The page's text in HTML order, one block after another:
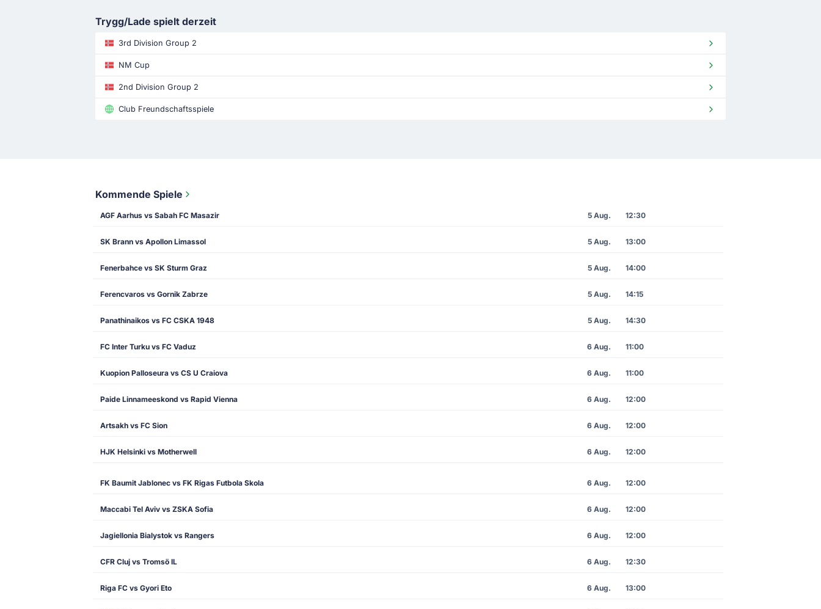
Trygg/Lade spielt derzeit
3rd Division Group 2
NM Cup
2nd Division Group 2
Club Freundschaftsspiele
Kommende Spiele
AGF Aarhus vs Sabah FC Masazir 5 Aug. 12:30
SK Brann vs Apollon Limassol 5 Aug. 13:00
Fenerbahce vs SK Sturm Graz 5 Aug. 14:00
Ferencvaros vs Gornik Zabrze 5 Aug. 14:15
Panathinaikos vs FC CSKA 1948 5 Aug. 14:30
FC Inter Turku vs FC Vaduz 6 Aug. 11:00
Kuopion Palloseura vs CS U Craiova 6 Aug. 11:00
Paide Linnameeskond vs Rapid Vienna 6 Aug. 12:00
Artsakh vs FC Sion 6 Aug. 12:00
HJK Helsinki vs Motherwell 6 Aug. 12:00
FK Baumit Jablonec vs FK Rigas Futbola Skola 6 Aug. 12:00
Maccabi Tel Aviv vs ZSKA Sofia 6 Aug. 12:00
Jagiellonia Bialystok vs Rangers 6 Aug. 12:00
CFR Cluj vs Tromsö IL 6 Aug. 12:30
Riga FC vs Gyori Eto 6 Aug. 13:00